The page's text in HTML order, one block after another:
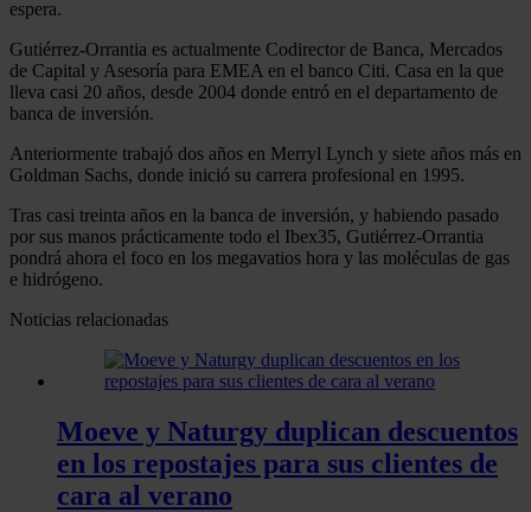
espera.
Gutiérrez-Orrantia es actualmente Codirector de Banca, Mercados
de Capital y Asesoría para EMEA en el banco Citi. Casa en la que
lleva casi 20 años, desde 2004 donde entró en el departamento de
banca de inversión.
Anteriormente trabajó dos años en Merryl Lynch y siete años más en
Goldman Sachs, donde inició su carrera profesional en 1995.
Tras casi treinta años en la banca de inversión, y habiendo pasado
por sus manos prácticamente todo el Ibex35, Gutiérrez-Orrantia
pondrá ahora el foco en los megavatios hora y las moléculas de gas
e hidrógeno.
Noticias relacionadas
Moeve y Naturgy duplican descuentos
en los repostajes para sus clientes de
cara al verano